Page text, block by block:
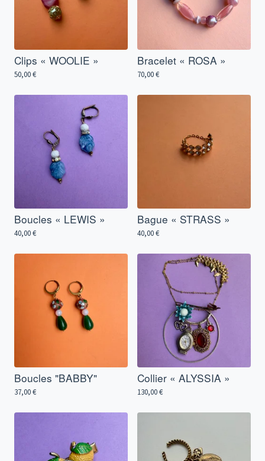
Clips « WOOLIE »
50,00€
Bracelet « ROSA »
70,00€
Boucles « LEWIS »
40,00€
Bague « STRASS »
40,00€
Boucles "BABBY"
37,00€
Collier « ALYSSIA »
130,00€